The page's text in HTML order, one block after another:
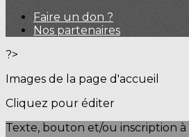
Faire un don ?
Nos partenaires
?>
Images de la page d'accueil
Cliquez pour éditer
Texte, bouton et/ou inscription